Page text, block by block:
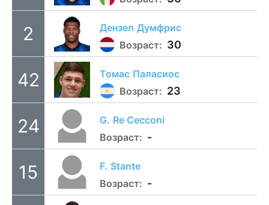
2 Дензел Думфрис
Возраст: 30
42 Томас Паласиос
Возраст: 23
24 G. Re Cecconi
Возраст: -
15 F. Stante
Возраст: -